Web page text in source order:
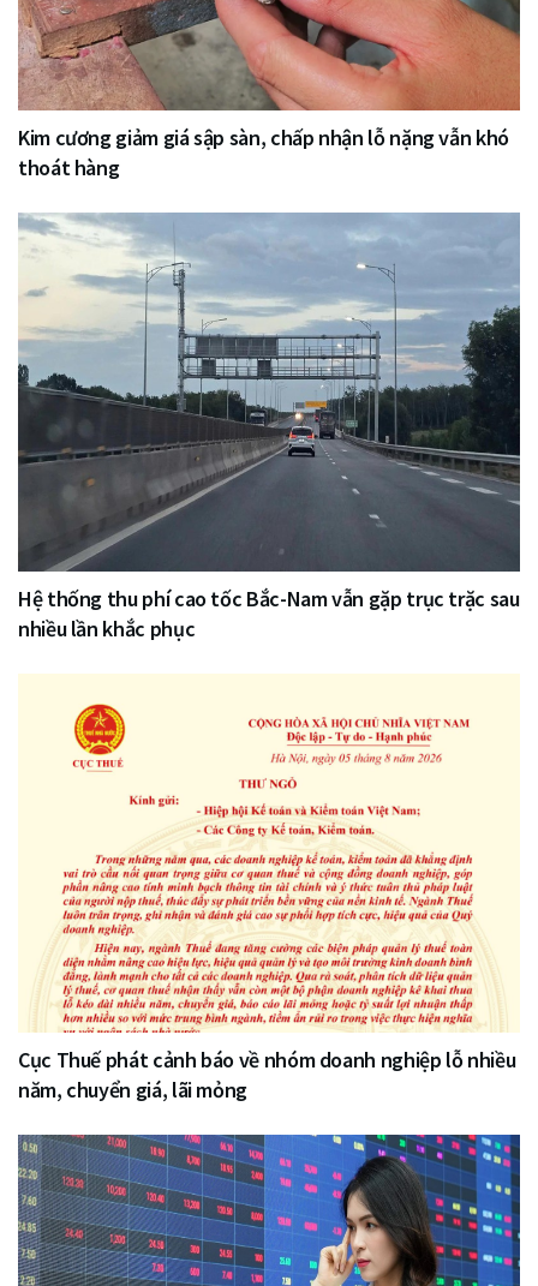
Kim cương giảm giá sập sàn, chấp nhận lỗ nặng vẫn khó
thoát hàng
Hệ thống thu phí cao tốc Bắc-Nam vẫn gặp trục trặc sau
nhiều lần khắc phục
Cục Thuế phát cảnh báo về nhóm doanh nghiệp lỗ nhiều
năm, chuyển giá, lãi mỏng